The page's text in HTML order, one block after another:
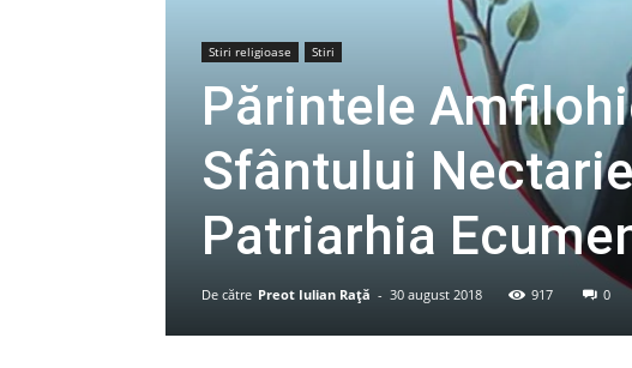
Stiri religioase Stiri
Părintele
Sfântului
Patriarhia
De către Preot Iulian Raţă - 30 august 2018 917 0